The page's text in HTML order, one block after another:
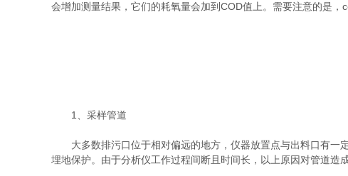
会增加测量结果，它们的耗氧量会加到COD值上。需要注意的是，
1、采样管道
大多数排污口位于相对偏远的地方，仪器放置点与出料口有一
埋地保护。由于分析仪工作过程间断且时间长，以上原因对管道造